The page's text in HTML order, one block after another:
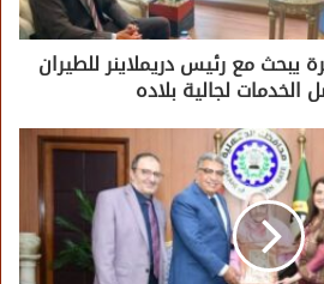
يبحث مع رئيس دريملاينر للطيران
الخدمات لجالية بلاده